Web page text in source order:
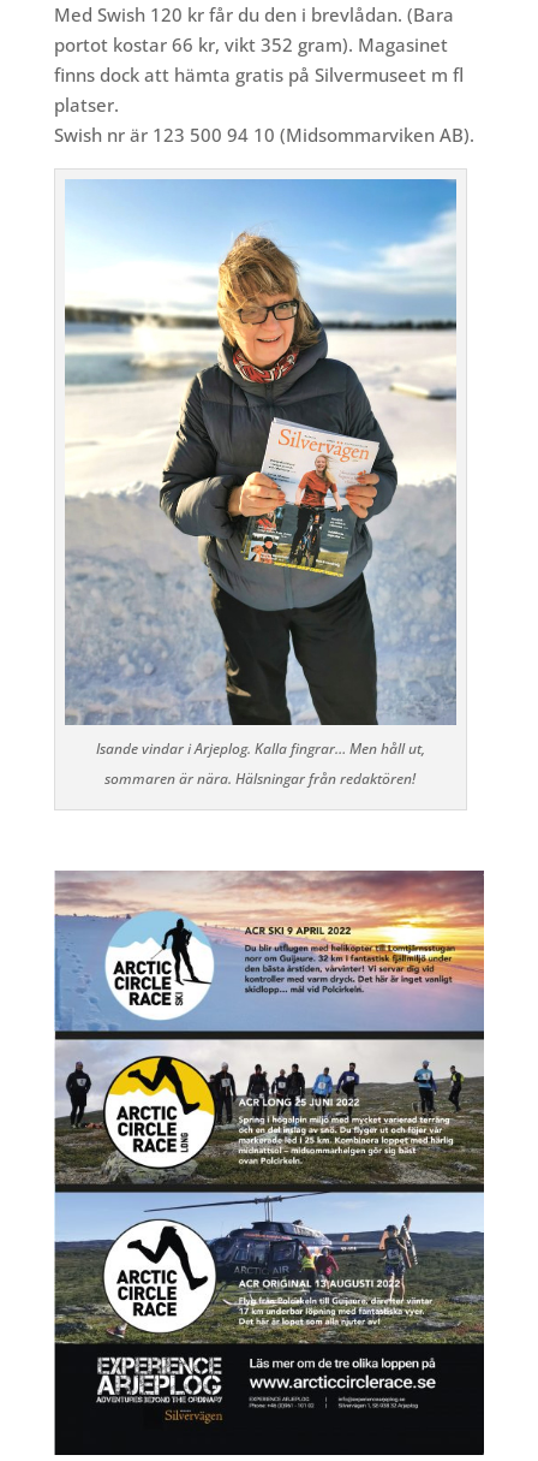
Med Swish 120 kr får du den i brevlådan. (Bara
portot kostar 66 kr, vikt 352 gram). Magasinet
finns dock att hämta gratis på Silvermuseet m fl
platser.
Swish nr är 123 500 94 10 (Midsommarviken AB).
Isande vindar i Arjeplog. Kalla fingrar… Men håll ut,
sommaren är nära. Hälsningar från redaktören!